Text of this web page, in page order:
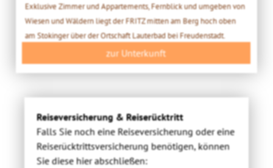
Exklusive Zimmer und Appartements, Fernblick und umgeben von
Wiesen und Wäldern liegt der FRITZ mitten am Berg hoch oben
am Stokinger über der Ortschaft Lauterbad bei Freudenstadt.
zur Unterkunft
Reiseversicherung & Reiserücktritt
Falls Sie noch eine Reiseversicherung oder eine
Reiserücktrittsversicherung benötigen, können
Sie diese hier abschließen: